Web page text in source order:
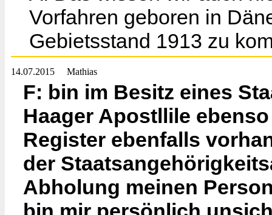
Vorfahren geboren in
Gebietsstand 1913 zu
14.07.2015 Mathias
F: bin im Besitz eines
Haager Apostllile
Register ebenfalls
der
Abholung meinen